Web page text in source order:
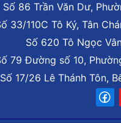
Số 86 Trần Văn Dư,
33/110C Tô Ký, Tân
Số 620 Tô Ngọc
79 Đường số 10,
Số 17/26 Lê Thánh Tôn,